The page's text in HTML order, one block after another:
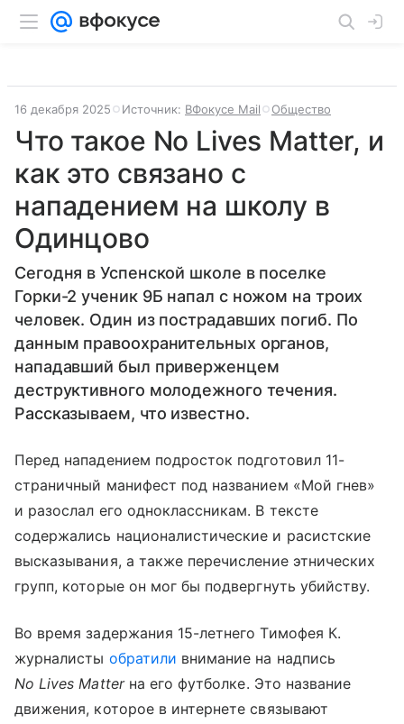
16 декабря 2025 Источник: ВФокусе Mail Общество
Что такое No Lives Matter, и
как это связано с
нападением на школу в
Одинцово
Сегодня в Успенской школе в поселке
Горки-2 ученик 9Б напал с ножом на троих
человек. Один из пострадавших погиб. По
данным правоохранительных органов,
нападавший был приверженцем
деструктивного молодежного течения.
Рассказываем, что известно.
Перед нападением подросток подготовил 11-
страничный манифест под названием «Мой гнев»
и разослал его одноклассникам. В тексте
содержались националистические и расистские
высказывания, а также перечисление этнических
групп, которые он мог бы подвергнуть убийству.
Во время задержания 15-летнего Тимофея К.
журналисты обратили внимание на надпись
No Lives Matterна его футболке. Это название
движения, которое в интернете связывают